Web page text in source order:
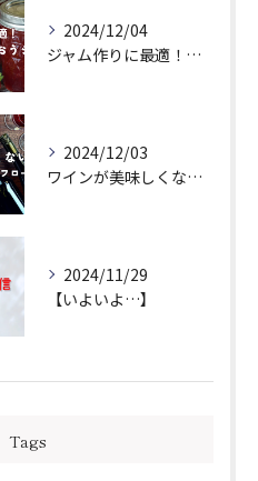
2024/12/04
ジャム作りに最適！きび砂糖で作るあまおうジャムの作り方
2024/12/03
ワインが美味しくない場合のアレンジ方法とおすすめフローズンをご紹介
2024/11/29
【いよいよ…】
Tags